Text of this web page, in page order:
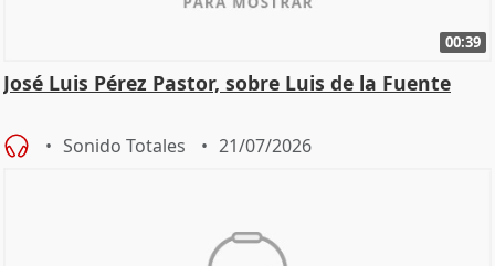
00:39
José Luis Pérez Pastor, sobre Luis de la Fuente
Sonido Totales 21/07/2026